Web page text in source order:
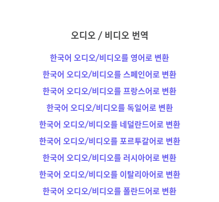
오디오 / 비디오 번역
한국어 오디오/비디오를 영어로 변환
한국어 오디오/비디오를 스페인어로 변환
한국어 오디오/비디오를 프랑스어로 변환
한국어 오디오/비디오를 독일어로 변환
한국어 오디오/비디오를 네덜란드어로 변환
한국어 오디오/비디오를 포르투갈어로 변환
한국어 오디오/비디오를 러시아어로 변환
한국어 오디오/비디오를 이탈리아어로 변환
한국어 오디오/비디오를 폴란드어로 변환